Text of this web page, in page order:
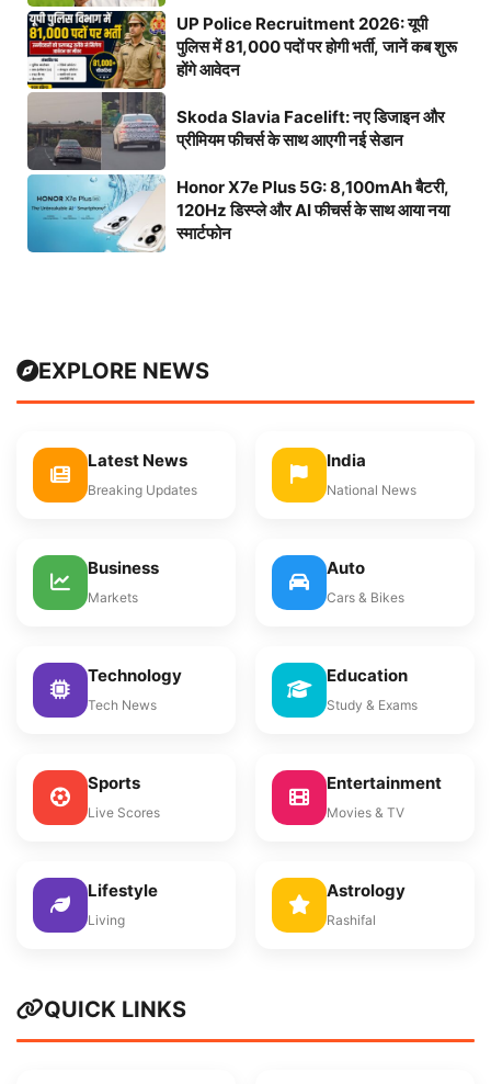
UP Police Recruitment 2026: यूपी
पुलिस में 81,000 पदों पर होगी भर्ती, जानें कब शुरू
होंगे आवेदन
Skoda Slavia Facelift: नए डिजाइन और
प्रीमियम फीचर्स के साथ आएगी नई सेडान
Honor X7e Plus 5G: 8,100mAh बैटरी,
120Hz डिस्प्ले और AI फीचर्स के साथ आया नया
स्मार्टफोन
EXPLORE NEWS
Latest News
Breaking Updates
India
National News
Business
Markets
Auto
Cars & Bikes
Technology
Tech News
Education
Study & Exams
Sports
Live Scores
Entertainment
Movies & TV
Lifestyle
Living
Astrology
Rashifal
QUICK LINKS